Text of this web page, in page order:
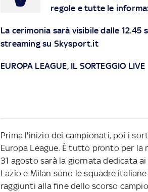
regole e tutte le
La cerimonia sarà visibile dalle
streaming su Skysport.it
EUROPA LEAGUE, IL SORTEGGIO LIVE
Prima l'inizio dei campionati, poi i
Europa League. È tutto pronto per la
31 agosto sarà la giornata dedicata
Lazio e Milan sono le squadre
raggiunti alla fine dello scorso